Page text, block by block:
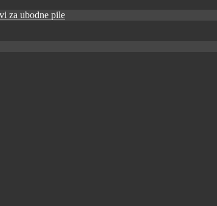
za ubodne pile